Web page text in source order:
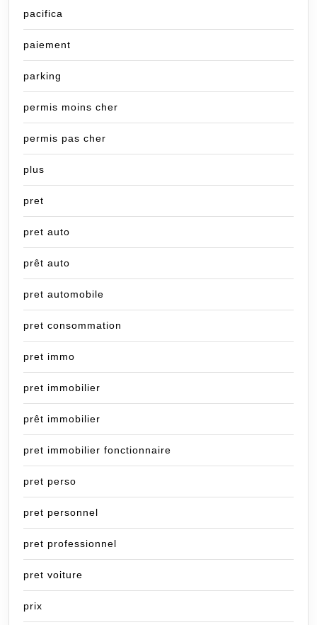
pacifica
paiement
parking
permis moins cher
permis pas cher
plus
pret
pret auto
prêt auto
pret automobile
pret consommation
pret immo
pret immobilier
prêt immobilier
pret immobilier fonctionnaire
pret perso
pret personnel
pret professionnel
pret voiture
prix